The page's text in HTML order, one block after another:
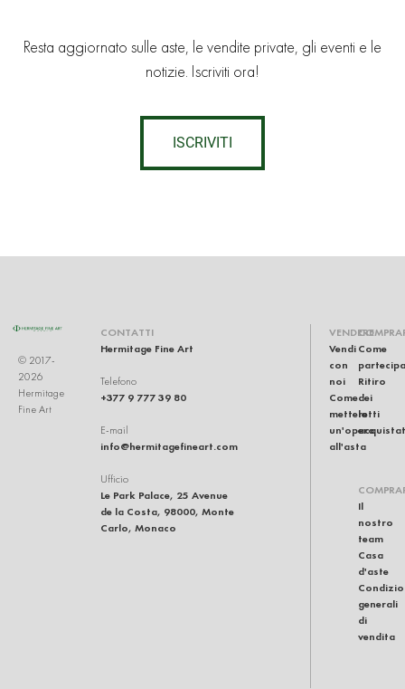
Resta aggiornato sulle aste, le vendite private, gli eventi e le
notizie. Iscriviti ora!
ISCRIVITI
© 2017-
2026
Hermitage
Fine Art
CONTATTI
Hermitage Fine Art
Telefono
+377 9 777 39 80
E-mail
info@hermitagefineart.com
Ufficio
Le Park Palace, 25 Avenue
de la Costa, 98000, Monte
Carlo, Monaco
VENDERE
Vendi
con
noi
Come
mettere
un'opera
all'asta
Come
Ritiro
dei
lotti
Il
nostro
team
Casa
d'aste
generali
di
vendita